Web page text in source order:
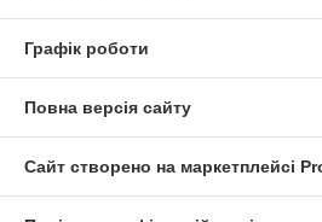
Графік роботи
Повна версія сайту
Сайт створено на маркетплейсі